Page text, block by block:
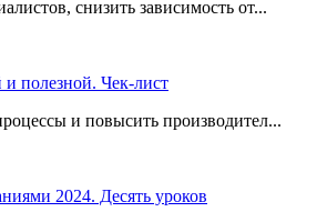
снизить зависимость от...
и полезной. Чек-лист
и повысить производител...
2024. Десять уроков